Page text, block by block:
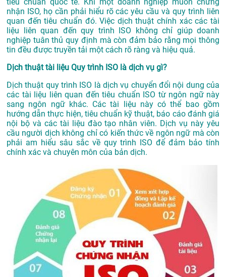
nhận ISO, họ cần phải hiểu rõ các yêu cầu và quy trình liên
quan đến tiêu chuẩn đó. Việc dịch thuật chính xác các tài
liệu liên quan đến quy trình ISO không chỉ giúp doanh
nghiệp tuân thủ quy định mà còn đảm bảo rằng mọi thông
tin đều được truyền tải một cách rõ ràng và hiệu quả.
Dịch thuật tài liệu Quy trình ISO là dịch vụ gì?
Dịch thuật quy trình ISO là dịch vụ chuyển đổi nội dung của
các tài liệu liên quan đến tiêu chuẩn ISO từ ngôn ngữ này
sang ngôn ngữ khác. Các tài liệu này có thể bao gồm
hướng dẫn thực hiện, tiêu chuẩn kỹ thuật, báo cáo đánh giá
nội bộ và các tài liệu đào tạo nhân viên. Dịch vụ này yêu
cầu người dịch không chỉ có kiến thức về ngôn ngữ mà còn
phải am hiểu sâu sắc về quy trình ISO để đảm bảo tính
chính xác và chuyên môn của bản dịch.